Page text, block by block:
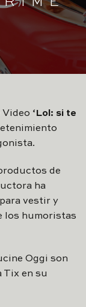
Video ‘Lol: si te
de
ha
vestir y
los humoristas
Oggi son
Tix en su